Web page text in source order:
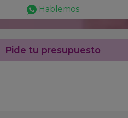
Hablemos
Pide tu presupuesto